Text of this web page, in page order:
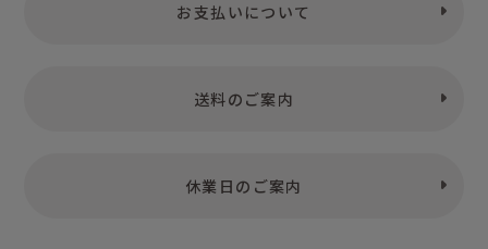
お支払いについて
送料のご案内
休業日のご案内